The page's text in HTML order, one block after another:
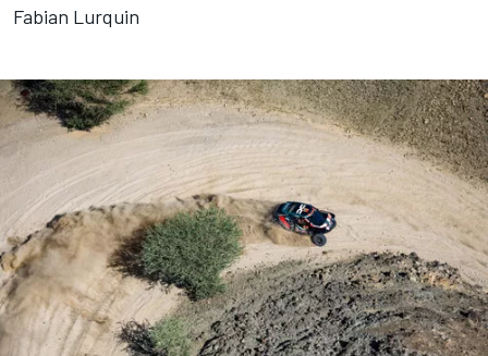
Fabian Lurquin